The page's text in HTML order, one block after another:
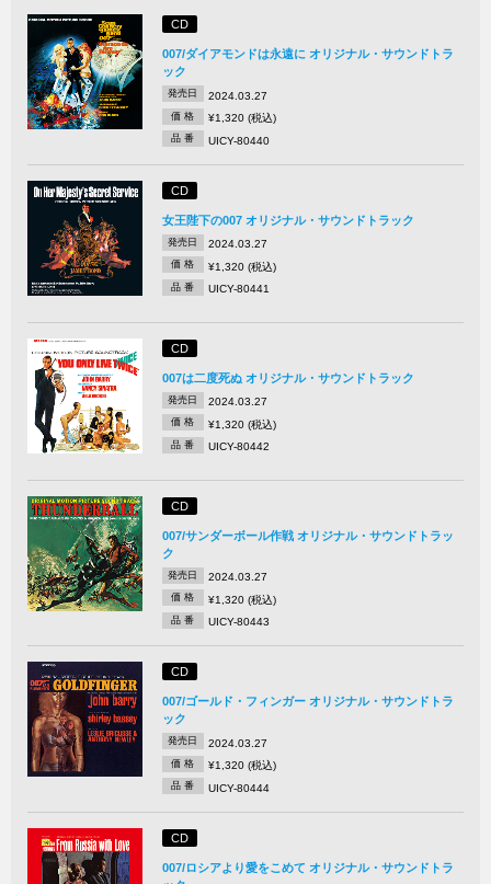
CD
007/ダイアモンドは永遠に オリジナル・サウンドトラ
ック
発売日 2024.03.27
価 格 ¥1,320 (税込)
品 番 UICY-80440
CD
女王陛下の007 オリジナル・サウンドトラック
発売日 2024.03.27
価 格 ¥1,320 (税込)
品 番 UICY-80441
CD
007は二度死ぬ オリジナル・サウンドトラック
発売日 2024.03.27
価 格 ¥1,320 (税込)
品 番 UICY-80442
CD
007/サンダーボール作戦 オリジナル・サウンドトラッ
ク
発売日 2024.03.27
価 格 ¥1,320 (税込)
品 番 UICY-80443
CD
007/ゴールド・フィンガー オリジナル・サウンドトラ
ック
発売日 2024.03.27
価 格 ¥1,320 (税込)
品 番 UICY-80444
CD
007/ロシアより愛をこめて オリジナル・サウンドトラ